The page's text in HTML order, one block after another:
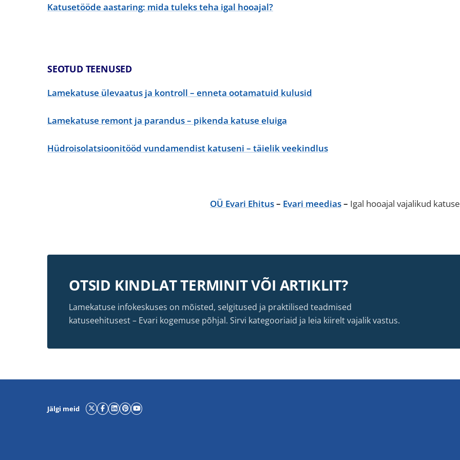
Katusetööde aastaring: mida tuleks teha igal hooajal?
SEOTUD TEENUSED
Lamekatuse ülevaatus ja kontroll – enneta ootamatuid kulusid
Lamekatuse remont ja parandus – pikenda katuse eluiga
Hüdroisolatsioonitööd vundamendist katuseni – täielik veekindlus
OÜ Evari Ehitus– Evari meedias– Igal hooajal vajalikud
OTSID KINDLAT TERMINIT VÕI ARTIKLIT?
Lamekatuse infokeskuses on mõisted, selgitused ja praktilised teadmised
katuseehitusest – Evari kogemuse põhjal. Sirvi kategooriaid ja leia kiirelt vajalik vastus.
Jälgi meid